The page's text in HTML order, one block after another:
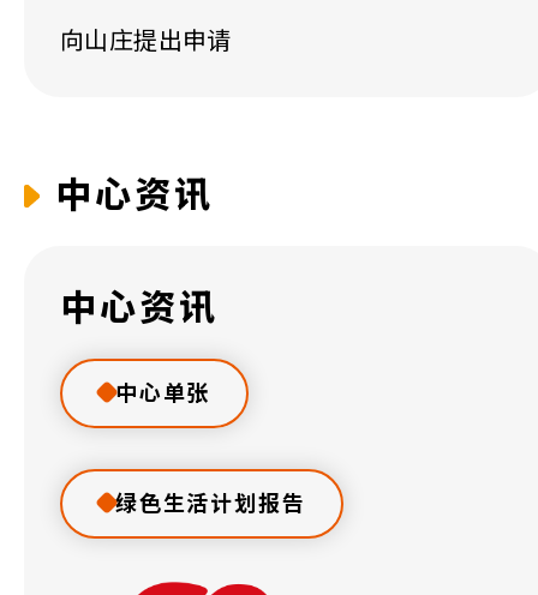
向山庄提出申请
中心资讯
中心资讯
中心单张
绿色生活计划报告